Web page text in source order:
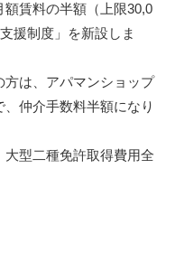
賃料の半額（上限30,0
援制度」を新設しま
は、アパマンショップ
仲介手数料半額になり
型二種免許取得費用全